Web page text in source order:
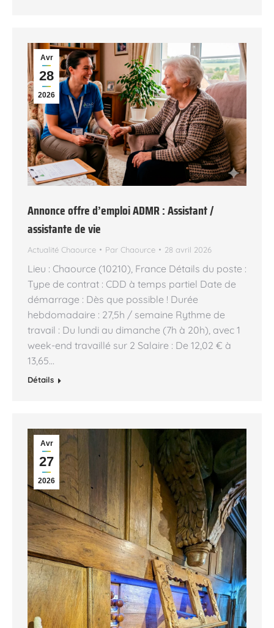
Avr
28
2026
Annonce offre d’emploi ADMR : Assistant /
assistante de vie
Actualité Chaource Par Chaource 28 avril 2026
Lieu : Chaource (10210), France Détails du poste :
Type de contrat : CDD à temps partiel Date de
démarrage : Dès que possible ! Durée
hebdomadaire : 27,5h / semaine Rythme de
travail : Du lundi au dimanche (7h à 20h), avec 1
week-end travaillé sur 2 Salaire : De 12,02 € à
13,65…
Détails
Avr
27
2026